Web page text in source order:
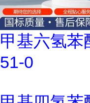
甲基六氢苯
51-0